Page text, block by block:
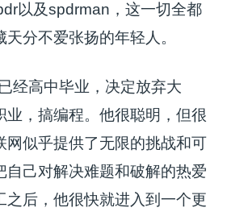
以及spdrman，这一切全都
分不爱张扬的年轻人。
经高中毕业，决定放弃大
业，搞编程。他很聪明，但很
网似乎提供了无限的挑战和可
自己对解决难题和破解的热爱
之后，他很快就进入到一个更